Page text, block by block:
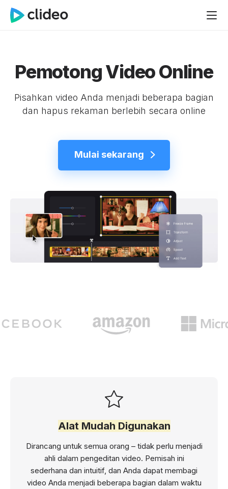
Pemotong Video Online
Pisahkan video Anda menjadi beberapa bagian
dan hapus rekaman berlebih secara online
Mulai sekarang
Alat Mudah Digunakan
Dirancang untuk semua orang – tidak perlu menjadi
ahli dalam pengeditan video. Pemisah ini
sederhana dan intuitif, dan Anda dapat membagi
video Anda menjadi beberapa bagian dalam waktu